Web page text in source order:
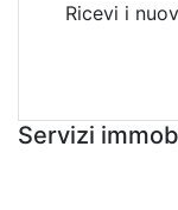
Ricevi i
Servizi